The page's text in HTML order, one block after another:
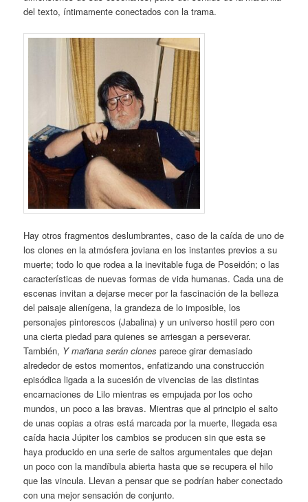
del texto, íntimamente conectados con la trama.
Hay otros fragmentos deslumbrantes, caso de la caída de uno de
los clones en la atmósfera joviana en los instantes previos a su
muerte; todo lo que rodea a la inevitable fuga de Poseidón; o las
características de nuevas formas de vida humanas. Cada una de
escenas invitan a dejarse mecer por la fascinación de la belleza
del paisaje alienígena, la grandeza de lo imposible, los
personajes pintorescos (Jabalina) y un universo hostil pero con
una cierta piedad para quienes se arriesgan a perseverar.
También, Y mañana serán clones parece girar demasiado
alrededor de estos momentos, enfatizando una construcción
episódica ligada a la sucesión de vivencias de las distintas
encarnaciones de Lilo mientras es empujada por los ocho
mundos, un poco a las bravas. Mientras que al principio el salto
de unas copias a otras está marcada por la muerte, llegada esa
caída hacia Júpiter los cambios se producen sin que esta se
haya producido en una serie de saltos argumentales que dejan
un poco con la mandíbula abierta hasta que se recupera el hilo
que las vincula. Llevan a pensar que se podrían haber conectado
con una mejor sensación de conjunto.